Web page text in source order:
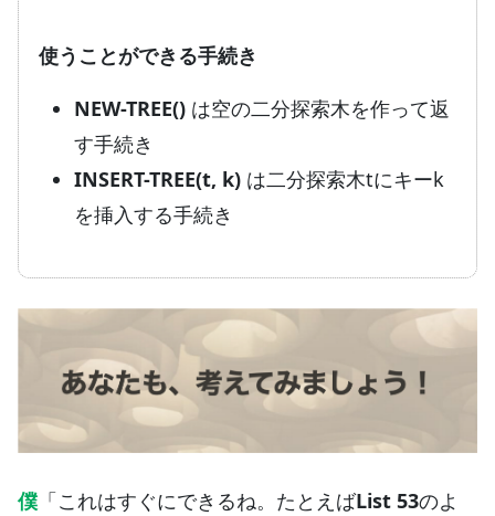
使うことができる手続き
NEW-TREE() は空の二分探索木を作って返
す手続き
INSERT-TREE(t, k) は二分探索木tにキーk
を挿入する手続き
僕 「これはすぐにできるね。たとえばList 53のよ